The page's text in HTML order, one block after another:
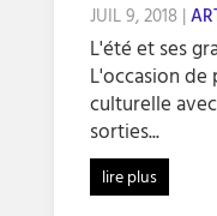
JUIL 9, 2018 |
L'été et ses
L'occasion
culturelle
sorties...
lire plus